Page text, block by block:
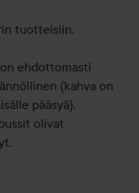
tuotteisiin.
ehdottomasti
(kahva on
pääsyä).
olivat